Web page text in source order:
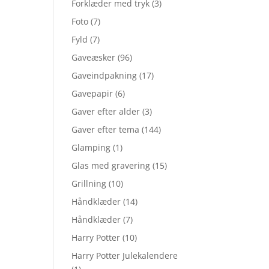
Forklæder med tryk (3)
Foto (7)
Fyld (7)
Gaveæsker (96)
Gaveindpakning (17)
Gavepapir (6)
Gaver efter alder (3)
Gaver efter tema (144)
Glamping (1)
Glas med gravering (15)
Grillning (10)
Håndklæder (14)
Håndklæder (7)
Harry Potter (10)
Harry Potter Julekalendere